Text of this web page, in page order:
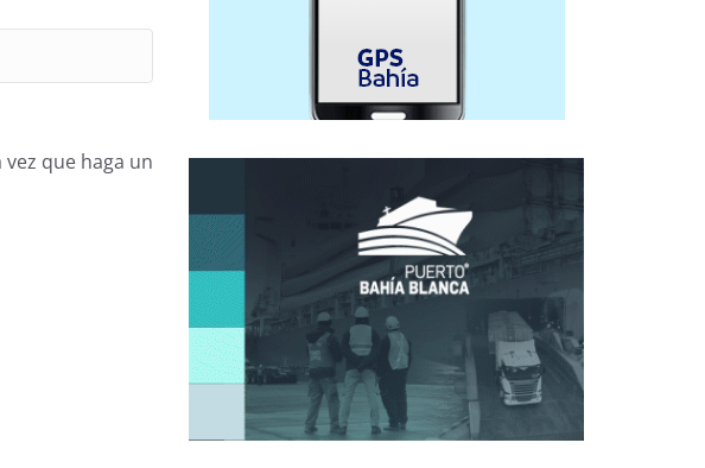
que haga un